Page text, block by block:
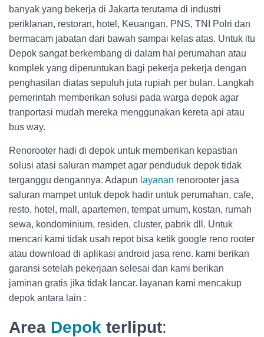
banyak yang bekerja di Jakarta terutama di industri
periklanan, restoran, hotel, Keuangan, PNS, TNI Polri dan
bermacam jabatan dari bawah sampai kelas atas. Untuk itu
Depok sangat berkembang di dalam hal perumahan atau
komplek yang diperuntukan bagi pekerja pekerja dengan
penghasilan diatas sepuluh juta rupiah per bulan. Langkah
pemerintah memberikan solusi pada warga depok agar
tranportasi mudah mereka menggunakan kereta api atau
bus way.
Renorooter hadi di depok untuk memberikan kepastian
solusi atasi saluran mampet agar penduduk depok tidak
terganggu dengannya. Adapun layanan renorooter jasa
saluran mampet untuk depok hadir untuk perumahan, cafe,
resto, hotel, mall, apartemen, tempat umum, kostan, rumah
sewa, kondominium, residen, cluster, pabrik dll. Untuk
mencari kami tidak usah repot bisa ketik google reno rooter
atau download di aplikasi android jasa reno. kami berikan
garansi setelah pekerjaan selesai dan kami berikan
jaminan gratis jika tidak lancar. layanan kami mencakup
depok antara lain :
Area Depok terliput: